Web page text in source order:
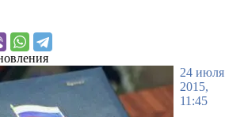
24 июля
2015,
11:45